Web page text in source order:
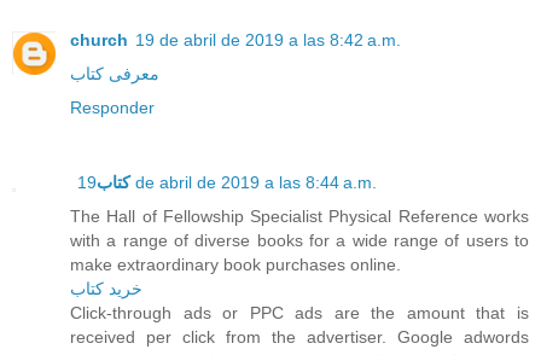
church 19 de abril de 2019 a las 8:42 a.m.
معرفی کتاب
Responder
کتاب19 de abril de 2019 a las 8:44 a.m.
The Hall of Fellowship Specialist Physical Reference works
with a range of diverse books for a wide range of users to
make extraordinary book purchases online.
خرید کتاب
Click-through ads or PPC ads are the amount that is
received per click from the advertiser. Google adwords